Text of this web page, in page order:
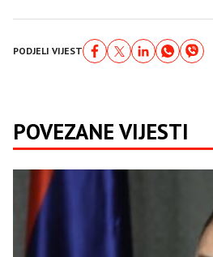
PODJELI VIJEST
POVEZANE VIJESTI